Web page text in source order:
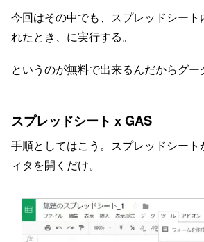
今回はその中でも、スプレッドシート
れたとき、に実行する。
というのが無料で出来るんだからグー
スプレッドシート x GAS
手順としてはこう。スプレッドシー
ィタを開くだけ。